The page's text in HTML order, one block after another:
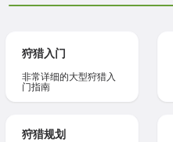
狩猎入门
非常详细的大型狩猎入
门指南
狩猎规划